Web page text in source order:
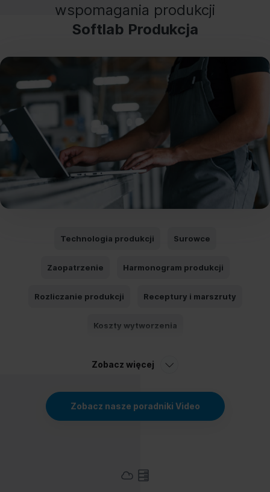
wspomagania produkcji
Softlab Produkcja
Technologia produkcji Surowce
Zaopatrzenie Harmonogram produkcji
Rozliczanie produkcji Receptury i marszruty
Koszty wytworzenia
Zobacz więcej
Zobacz nasze poradniki Video